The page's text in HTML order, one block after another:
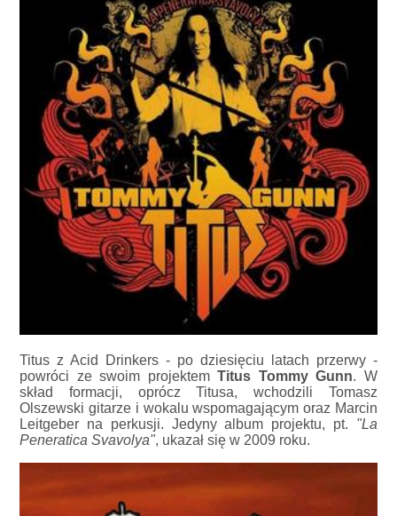
Titus z Acid Drinkers - po dziesięciu latach przerwy -
powróci ze swoim projektemTitus Tommy Gunn. W
skład formacji, oprócz Titusa, wchodzili Tomasz
Olszewski gitarze i wokalu wspomagającym oraz Marcin
Leitgeber na perkusji. Jedyny album projektu, pt. "La
Peneratica Svavolya", ukazał się w 2009 roku.